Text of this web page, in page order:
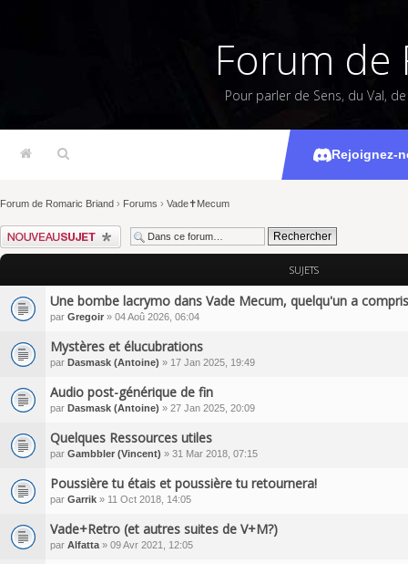
Forum de
Pour parler de Sens, du Val,
Rejoignez-
Forum de Romaric Briand › Forums › Vade✝Mecum
Écrire un nouveau sujet
SUJETS
Une bombe lacrymo dans Vade Mecum, quelqu'un a
par Gregoir » 04 Aoû 2026, 06:04
Mystères et élucubrations
par Dasmask (Antoine) » 17 Jan 2025, 19:49
Audio post-générique de fin
par Dasmask (Antoine) » 27 Jan 2025, 20:09
Quelques Ressources utiles
par Gambbler (Vincent) » 31 Mar 2018, 07:15
Poussière tu étais et poussière tu retournera!
par Garrik » 11 Oct 2018, 14:05
Vade+Retro (et autres suites de V+M?)
par Alfatta » 09 Avr 2021, 12:05